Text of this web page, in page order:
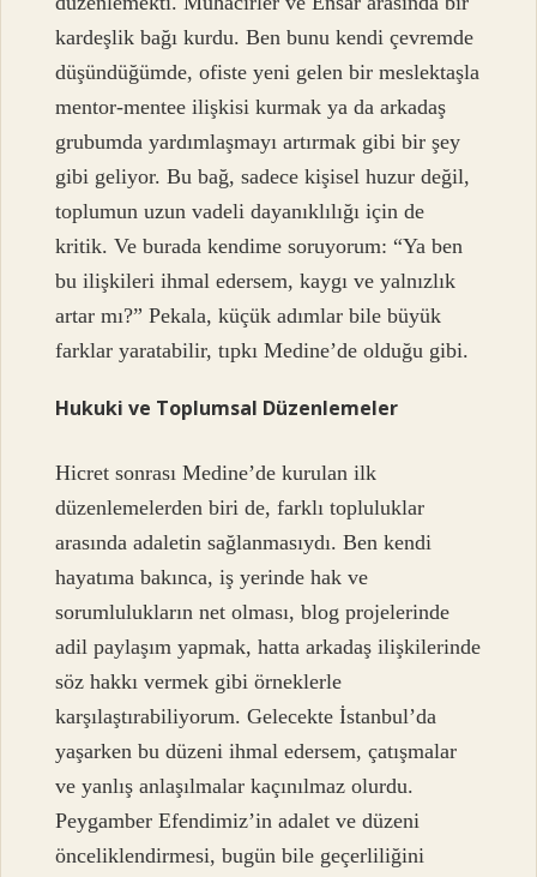
kardeşlik bağı kurdu. Ben bunu kendi çevremde
düşündüğümde, ofiste yeni gelen bir meslektaşla
mentor-mentee ilişkisi kurmak ya da arkadaş
grubumda yardımlaşmayı artırmak gibi bir şey
gibi geliyor. Bu bağ, sadece kişisel huzur değil,
toplumun uzun vadeli dayanıklılığı için de
kritik. Ve burada kendime soruyorum: “Ya ben
bu ilişkileri ihmal edersem, kaygı ve yalnızlık
artar mı?” Pekala, küçük adımlar bile büyük
farklar yaratabilir, tıpkı Medine’de olduğu gibi.
Hukuki ve Toplumsal Düzenlemeler
Hicret sonrası Medine’de kurulan ilk
düzenlemelerden biri de, farklı topluluklar
arasında adaletin sağlanmasıydı. Ben kendi
hayatıma bakınca, iş yerinde hak ve
sorumlulukların net olması, blog projelerinde
adil paylaşım yapmak, hatta arkadaş ilişkilerinde
söz hakkı vermek gibi örneklerle
karşılaştırabiliyorum. Gelecekte İstanbul’da
yaşarken bu düzeni ihmal edersem, çatışmalar
ve yanlış anlaşılmalar kaçınılmaz olurdu.
Peygamber Efendimiz’in adalet ve düzeni
önceliklendirmesi, bugün bile geçerliliğini